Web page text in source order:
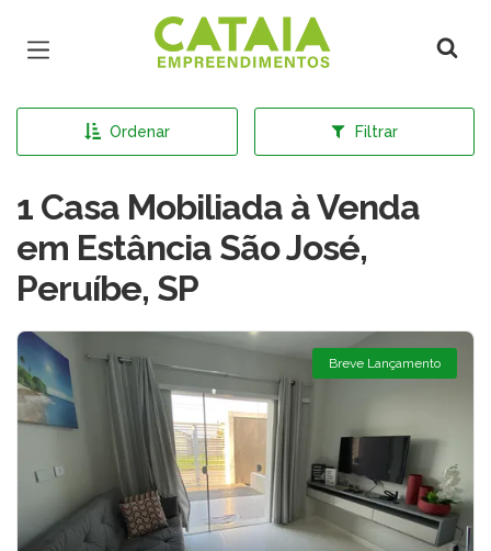
Página inicial
Ordenar Filtrar
1 Casa Mobiliada à Venda
em Estância São José,
Peruíbe, SP
Breve Lançamento